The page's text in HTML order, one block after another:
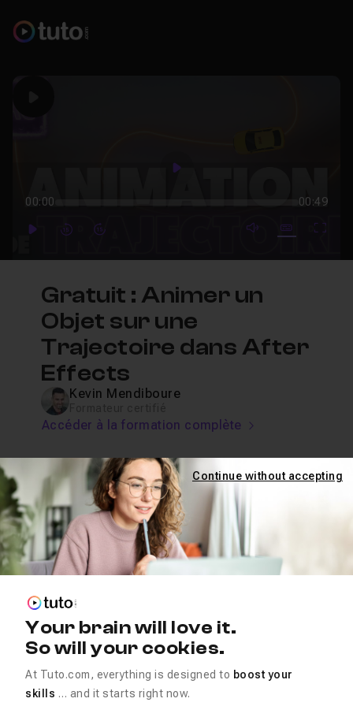
Play
00:00 00:49
PlayForwardForward mute video
Subtitles
Gratuit : Animer un
Objet sur une
Trajectoire dans After
Effects
Kevin Mendiboure
Accéder à la formation complète